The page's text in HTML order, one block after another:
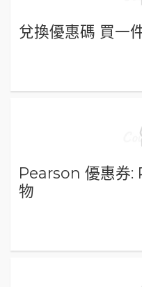
兌換優惠碼 買一
Pearson 優惠券:
物